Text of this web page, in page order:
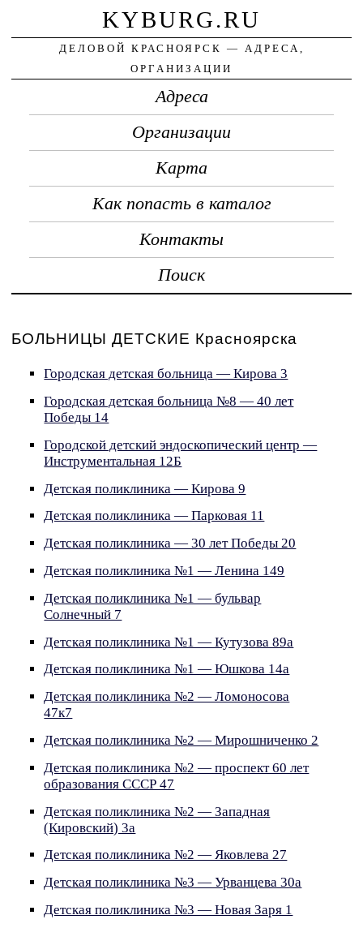
KYBURG.RU
ДЕЛОВОЙ КРАСНОЯРСК — АДРЕСА,
ОРГАНИЗАЦИИ
Адреса
Организации
Карта
Как попасть в каталог
Контакты
Поиск
БОЛЬНИЦЫ ДЕТСКИЕ Красноярска
Городская детская больница — Кирова 3
Городская детская больница №8 — 40 лет
Победы 14
Городской детский эндоскопический центр —
Инструментальная 12Б
Детская поликлиника — Кирова 9
Детская поликлиника — Парковая 11
Детская поликлиника — 30 лет Победы 20
Детская поликлиника №1 — Ленина 149
Детская поликлиника №1 — бульвар
Солнечный 7
Детская поликлиника №1 — Кутузова 89а
Детская поликлиника №1 — Юшкова 14а
Детская поликлиника №2 — Ломоносова
47к7
Детская поликлиника №2 — Мирошниченко 2
Детская поликлиника №2 — проспект 60 лет
образования СССР 47
Детская поликлиника №2 — Западная
(Кировский) 3а
Детская поликлиника №2 — Яковлева 27
Детская поликлиника №3 — Урванцева 30а
Детская поликлиника №3 — Новая Заря 1